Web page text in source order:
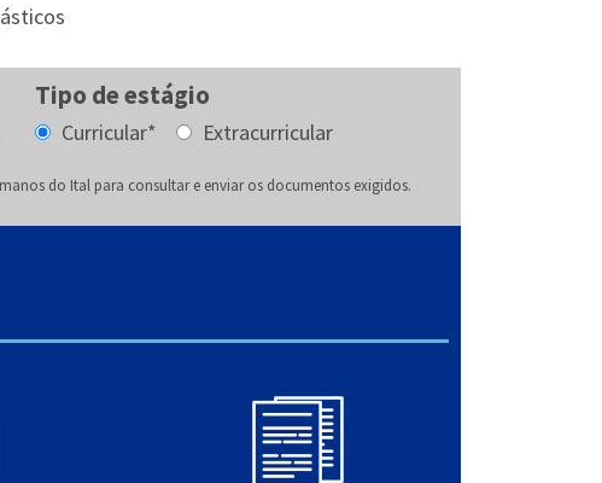
Tipo de estágio
Curricular* Extracurricular
do Ital para consultar e enviar os documentos exigidos.